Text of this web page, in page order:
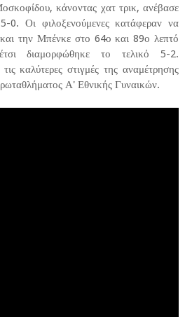
κάνοντας χατ τρικ, ανέβασε
0. Οι φιλοξενούμενες κατάφεραν να
την Μπένκε στο 64ο και 89ο λεπτό
διαμορφώθηκε το τελικό 5-2.
καλύτερες στιγμές της αναμέτρησης
Α' Εθνικής Γυναικών.